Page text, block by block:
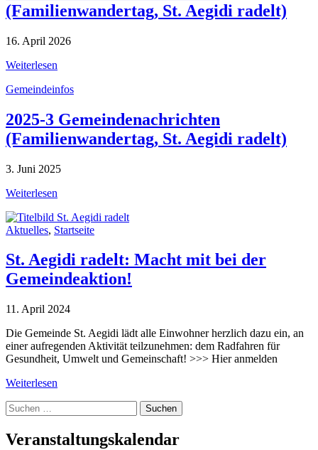
(Familienwandertag, St. Aegidi radelt)
16. April 2026
Weiterlesen
Gemeindeinfos
2025-3 Gemeindenachrichten
(Familienwandertag, St. Aegidi radelt)
3. Juni 2025
Weiterlesen
Aktuelles, Startseite
St. Aegidi radelt: Macht mit bei der
Gemeindeaktion!
11. April 2024
Die Gemeinde St. Aegidi lädt alle Einwohner herzlich dazu ein, an
einer aufregenden Aktivität teilzunehmen: dem Radfahren für
Gesundheit, Umwelt und Gemeinschaft! >>> Hier anmelden
Weiterlesen
Suche
nach:
Veranstaltungskalendar